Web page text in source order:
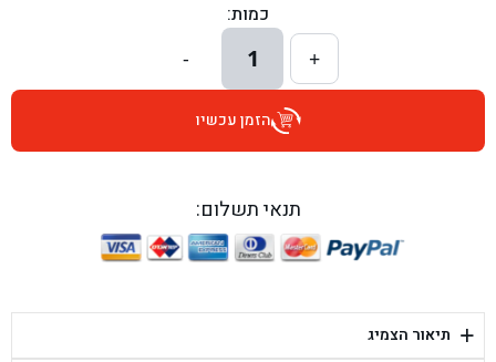
בן גל - הרצל 6, גדרה - גדרה
בן גל - שדרות דוד בן גוריון 8, באר שבע - באר שבע
בן גל - היובלים 26, הוד השרון - הוד השרון
בן גל - יפת 88, תל אביב יפו - תל אביב
כמות:
+
1
-
הזמן עכשיו
תנאי תשלום:
+ תיאור הצמיג